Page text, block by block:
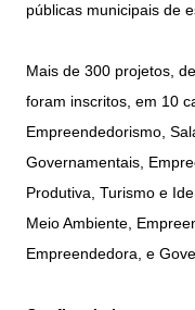
públicas municipais de
Mais de 300 projetos,
foram inscritos, em 10
Empreendedorismo,
Governamentais,
Produtiva, Turismo e
Meio Ambiente,
Empreendedora, e